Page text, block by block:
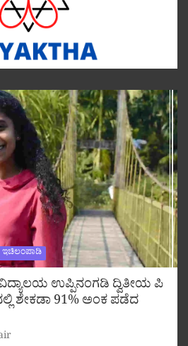
ಇಚಿಲಂಪಾಡಿ
ವಿದ್ಯಾಲಯ ಉಪ್ಪಿನಂಗಡಿ ದ್ವಿತೀಯ ಪಿ
ಶೇಕಡಾ 91% ಅಂಕ ಪಡೆದ